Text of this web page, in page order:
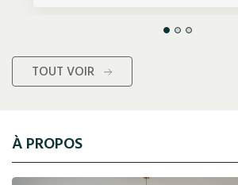
TOUT VOIR
À PROPOS